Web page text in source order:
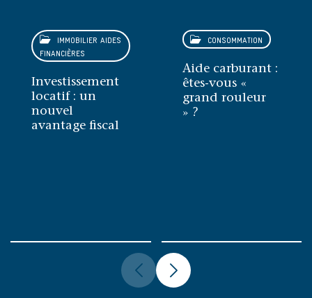
IMMOBILIER AIDES
FINANCIÈRES
Investissement
locatif : un
nouvel
avantage fiscal
CONSOMMATION
Aide carburant :
êtes-vous «
grand rouleur
» ?